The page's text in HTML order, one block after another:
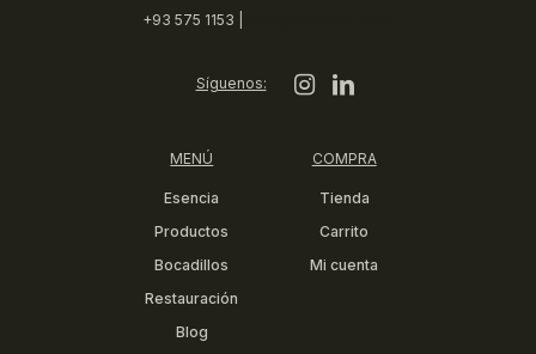
+93 575 1153 |
Síguenos:
MENÚ COMPRA
Esencia
Productos
Bocadillos
Restauración
Blog
Tienda
Carrito
Mi cuenta